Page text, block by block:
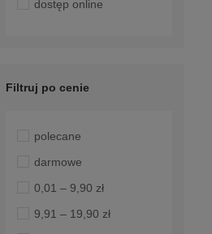
dostęp online
Filtruj po cenie
polecane
darmowe
0,01 – 9,90 zł
9,91 – 19,90 zł